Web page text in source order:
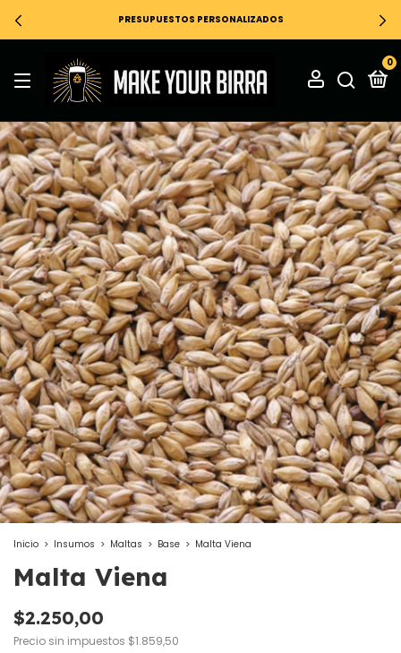
PRESUPUESTOS PERSONALIZADOS
0
Inicio > Insumos > Maltas > Base > Malta Viena
Malta Viena
$2.250,00
Precio sin impuestos $1.859,50